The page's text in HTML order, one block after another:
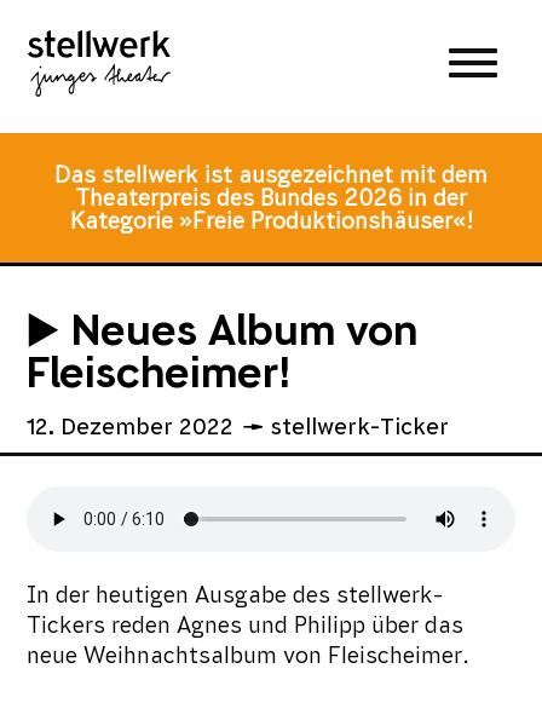
Hauptmenü
Inhalt
springen
Fusszeile
springen
Das stellwerk ist ausgezeichnet mit dem
Theaterpreis des Bundes 2026 in der
Kategorie »Freie Produktionshäuser«!
▶️ Neues Album von
Fleischeimer!
12. Dezember 2022 stellwerk-Ticker
In der heutigen Ausgabe des stellwerk-
Tickers reden Agnes und Philipp über das
neue Weihnachtsalbum von Fleischeimer.